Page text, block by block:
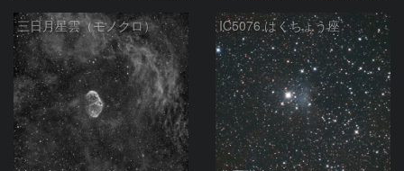
三日月星雲（モノクロ） IC5076 はくちょう座